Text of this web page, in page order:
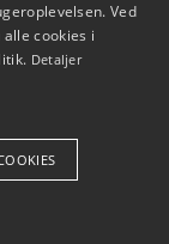
til
Ved
cookies i
Detaljer